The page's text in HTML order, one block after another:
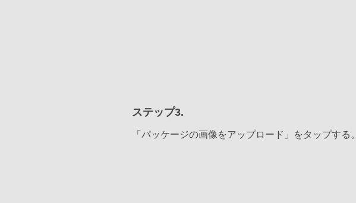
ステップ3.
「パッケージの画像をアップロード」をタップする。